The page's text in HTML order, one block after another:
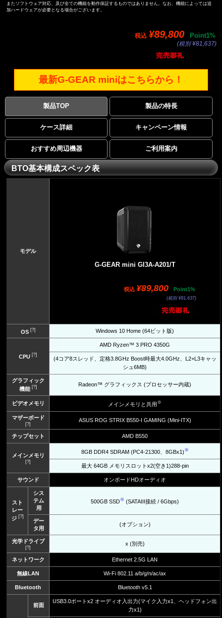
またソフトウェア対応、及び全ての機能を動作保証するものではありません。なお、機能によっては追
加ハードウェアが必要となる場合がございます。
税込 ¥89,800 Point1%
(税別 ¥81,637)
最新G-GEAR miniはこちらから！
製品TOP 製品の特長
ケース詳細 キャンペーン情報
おすすめ周辺機器 ご利用案内
BTO基本構成スペック表
モデル
G-GEAR mini GI3A-A201/T
税込 ¥89,800 Point1%
(税別 ¥81,637)
OS[?] Windows 10 Home (64ビット版)
CPU [?]
AMD Ryzen™ 3 PRO 4350G
(4コア8スレッド、定格3.8GHz Boost時最大4.0GHz、L2+L3キャッ
シュ6MB)
グラフィック
機能[?] Radeon™ グラフィックス (プロセッサー内蔵)
ビデオメモリ メインメモリと共用 ※
マザーボード
[?]
ASUS ROG STRIX B550-I GAMING (Mini-ITX)
チップセット AMD B550
メインメモリ
[?]
8GB DDR4 SDRAM (PC4-21300、8GBx1) ※
最大 64GB メモリスロットx2(空き1)288-pin
サウンド オンボードHDオーディオ
スト
レー
ジ [?]
シス
テム
用
500GB SSD※ (SATAIII接続 / 6Gbps)
デー
タ用
(オプション)
光学ドライブ
[?]
x (別売)
ネットワーク Ethernet 2.5G LAN
無線LAN Wi-Fi 802.11 a/b/g/n/ac/ax
Bluetooth Bluetooth v5.1
前面
USB3.0ポートx2 オーディオ入出力(マイク入力x1、ヘッドフォン出
力x1)